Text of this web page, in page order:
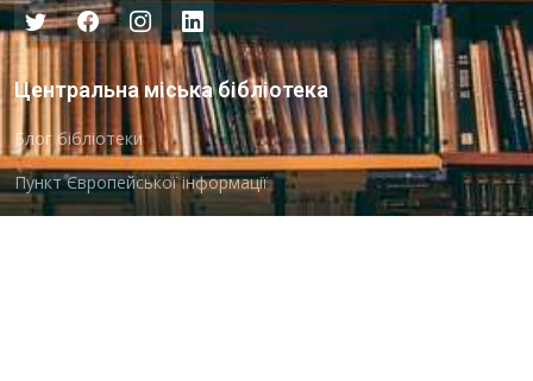
Центральна міська бібліотека
Блог бібліотеки
Пункт Європейської інформації